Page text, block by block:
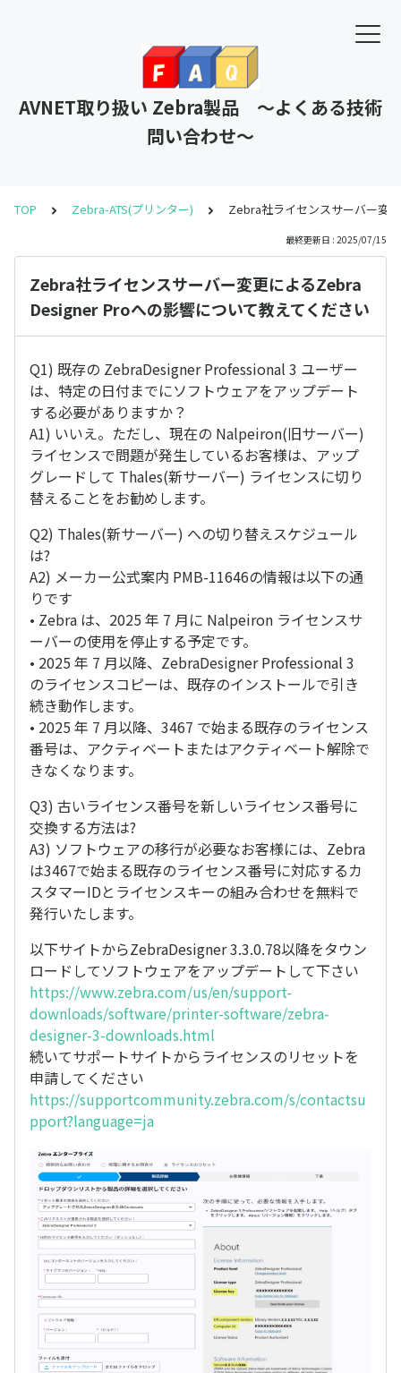
AVNET取り扱い Zebra製品 ～よくある技術
問い合わせ～
TOP Zebra-ATS(プリンター) Zebra社ライセンスサーバー変
最終更新日 : 2025/07/15
Zebra社ライセンスサーバー変更によるZebra
Designer Proへの影響について教えてください
Q1) 既存の ZebraDesigner Professional 3 ユーザー
は、特定の日付までにソフトウェアをアップデート
する必要がありますか？
A1) いいえ。ただし、現在の Nalpeiron(旧サーバー)
ライセンスで問題が発生しているお客様は、アップ
グレードして Thales(新サーバー) ライセンスに切り
替えることをお勧めします。
Q2) Thales(新サーバー) への切り替えスケジュール
は?
A2) メーカー公式案内 PMB-11646の情報は以下の通
りです
• Zebra は、2025 年 7 月に Nalpeiron ライセンスサ
ーバーの使用を停止する予定です。
• 2025 年 7 月以降、ZebraDesigner Professional 3
のライセンスコピーは、既存のインストールで引き
続き動作します。
• 2025 年 7 月以降、3467 で始まる既存のライセンス
番号は、アクティベートまたはアクティベート解除で
きなくなります。
Q3) 古いライセンス番号を新しいライセンス番号に
交換する方法は?
A3) ソフトウェアの移行が必要なお客様には、Zebra
は3467で始まる既存のライセンス番号に対応するカ
スタマーIDとライセンスキーの組み合わせを無料で
発行いたします。
以下サイトからZebraDesigner 3.3.0.78以降をタウン
ロードしてソフトウェアをアップデートして下さい
https://www.zebra.com/us/en/support-
downloads/software/printer-software/zebra-
designer-3-downloads.html
続いてサポートサイトからライセンスのリセットを
申請してください
https://supportcommunity.zebra.com/s/contactsu
pport?language=ja